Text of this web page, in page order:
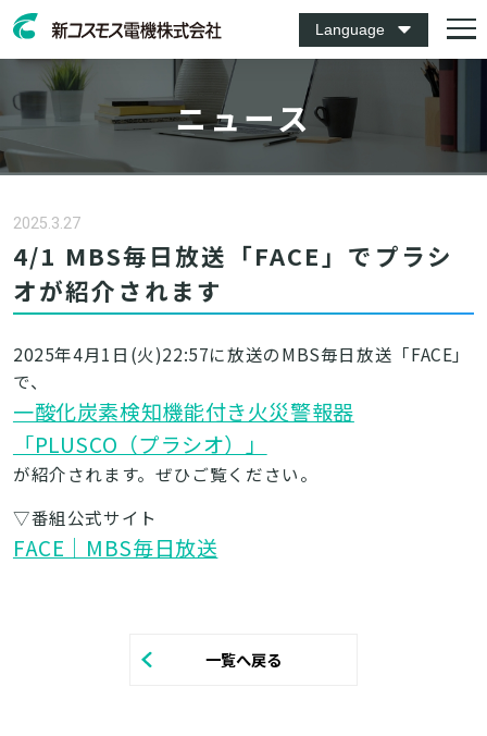
Language
ニュース
2025.3.27
4/1 MBS毎日放送「FACE」でプラシ
オが紹介されます
2025年4月1日(火)22:57に放送のMBS毎日放送「FACE」
で、
一酸化炭素検知機能付き火災警報器
「PLUSCO（プラシオ）」
が紹介されます。ぜひご覧ください。
▽番組公式サイト
FACE｜MBS毎日放送
一覧へ戻る